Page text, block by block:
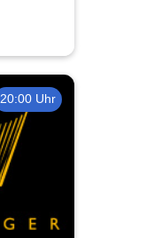
20:00 Uhr